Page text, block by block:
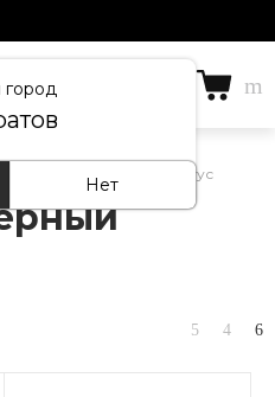
Нет
Дюрополимерный плинтус